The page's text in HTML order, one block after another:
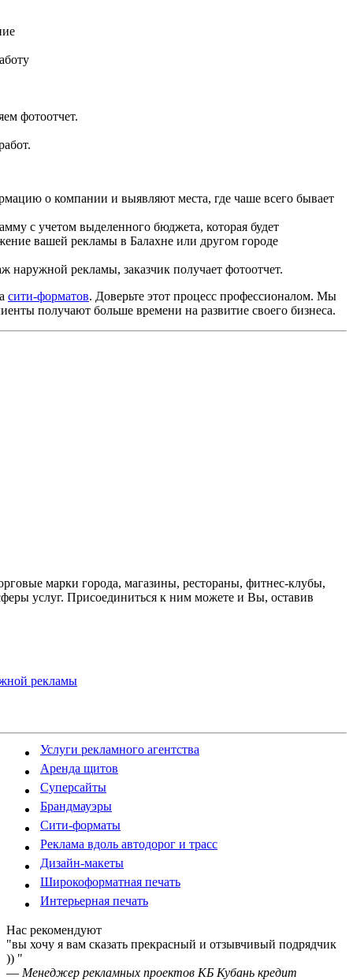
фотоотчет.
о компании и выявляют места, где чаше всего бывает
с учетом выделенного бюджета, которая будет
вашей рекламы в Балахне или другом городе
рекламы, заказчик получает фотоотчет.
сити-форматов. Доверьте этот процесс профессионалом. Мы
получают больше времени на развитие своего бизнеса.
марки города, магазины, рестораны, фитнес-клубы,
услуг. Присоединиться к ним можете и Вы, оставив
рекламы
Услуги рекламного агентства
Аренда щитов
Суперсайты
Брандмауэры
Сити-форматы
Реклама вдоль автодорог и трасс
Дизайн-макеты
Широкоформатная печать
Интерьерная печать
Нас рекомендуют
"вы хочу я вам сказать прекрасный и отзывчивый подрядчик
)) "
— Менеджер рекламных проектов КБ Кубань кредит